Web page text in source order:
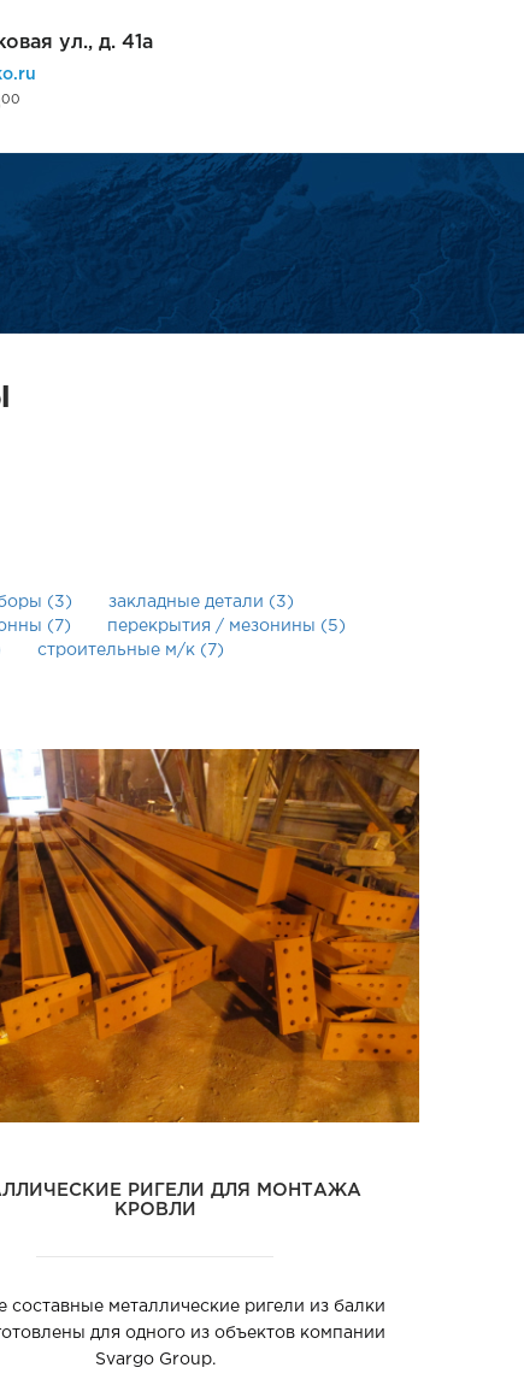
ул., д. 41а
00
(3)
закладные детали (3)
(7)
перекрытия / мезонины (5)
строительные м/к (7)
РИГЕЛИ ДЛЯ МОНТАЖА
КРОВЛИ
составные металлические ригели из балки
для одного из объектов компании
Svargo Group.